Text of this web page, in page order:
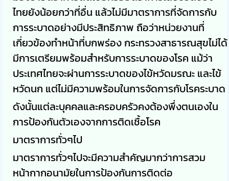
ไทยยังน้อยกว่าที่อื่น แล้วไม่มีมาตราการที่จัดการกับ
การระบาดอย่างมีประสิทธิภาพ ถือว่าหน่วยงานที่
เกี่ยวข้องทำหน้าที่บกพร่อง กระทรวงสาธารณสุขไม่ได้
มีการเตรียมพร้อมสำหรับการระบาดของโรค แม้ว่า
ประเทศไทยจะผ่านการระบาดของไข้หวัดมรณะ และไข้
หวัดนก แต่ไม่มีความพร้อมในการจัดการกับโรคระบาด
ดังนั้นแต่ละบุคคลและครอบครัวคงต้องพึ่งตนเองใน
การป้องกันตัวเองจากการติดเชื้อโรค
มาตราการทั่วๆไป
มาตราการทั่วๆไปจะมีความสำคัญมากว่าการสวม
หน้ากากอนามัยในการป้องกันการติดต่อ